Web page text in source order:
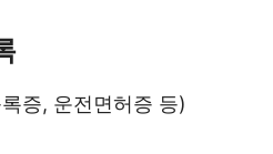
증, 운전면허증 등)